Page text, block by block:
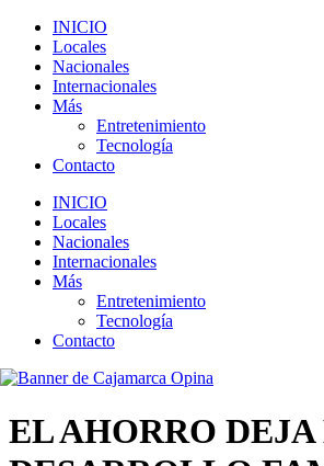
INICIO
Locales
Nacionales
Internacionales
Más
Entretenimiento
Tecnología
Contacto
INICIO
Locales
Nacionales
Internacionales
Más
Entretenimiento
Tecnología
Contacto
EL AHORRO